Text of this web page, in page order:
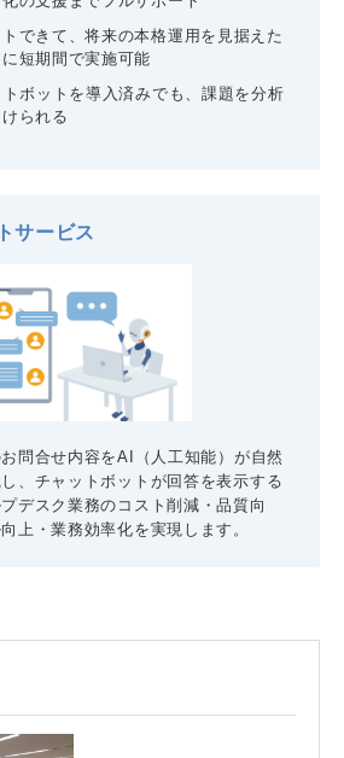
できて、将来の本格運用を見据えた
短期間で実施可能
ボットを導入済みでも、課題を分析
られる
サービス
問合せ内容をAI（人工知能）が自然
、チャットボットが回答を表示する
デスク業務のコスト削減・品質向
上・業務効率化を実現します。